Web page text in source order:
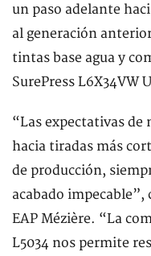
un paso adelante
al generación
tintas base agua y
SurePress L6X34VW
“Las expectativas
hacia tiradas más
de producción,
acabado impecable”,
EAP Mézière. “La
L5034 nos permite